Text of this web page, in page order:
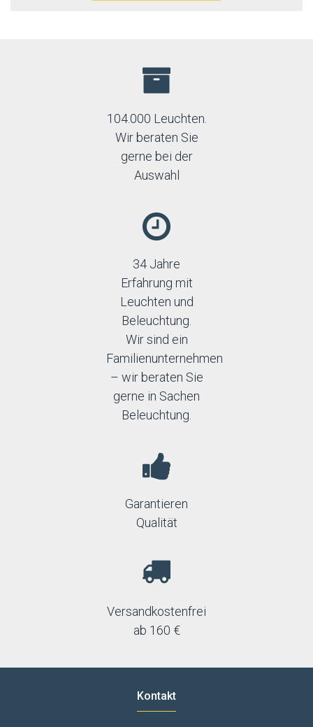
104.000 Leuchten.
Wir beraten Sie
gerne bei der
Auswahl
34 Jahre
Erfahrung mit
Leuchten und
Beleuchtung.
Wir sind ein
Familienunternehmen
– wir beraten Sie
gerne in Sachen
Beleuchtung.
Garantieren
Qualität
Versandkostenfrei
ab 160 €
Kontakt